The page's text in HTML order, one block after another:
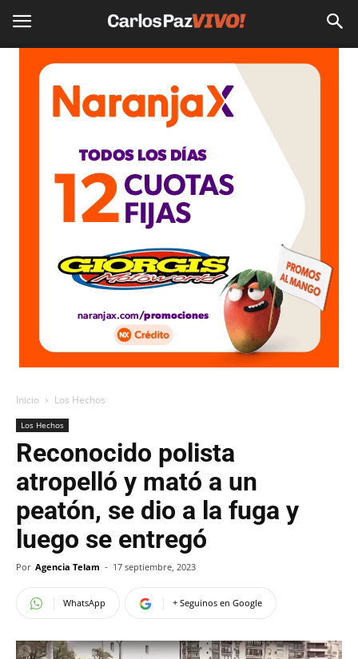
Inicio Los Hechos
Los Hechos
Reconocido polista
atropelló y mató a un
peatón, se dio a la fuga y
luego se entregó
Por Agencia Telam - 17 septiembre, 2023
WhatsApp + Seguinos en Google